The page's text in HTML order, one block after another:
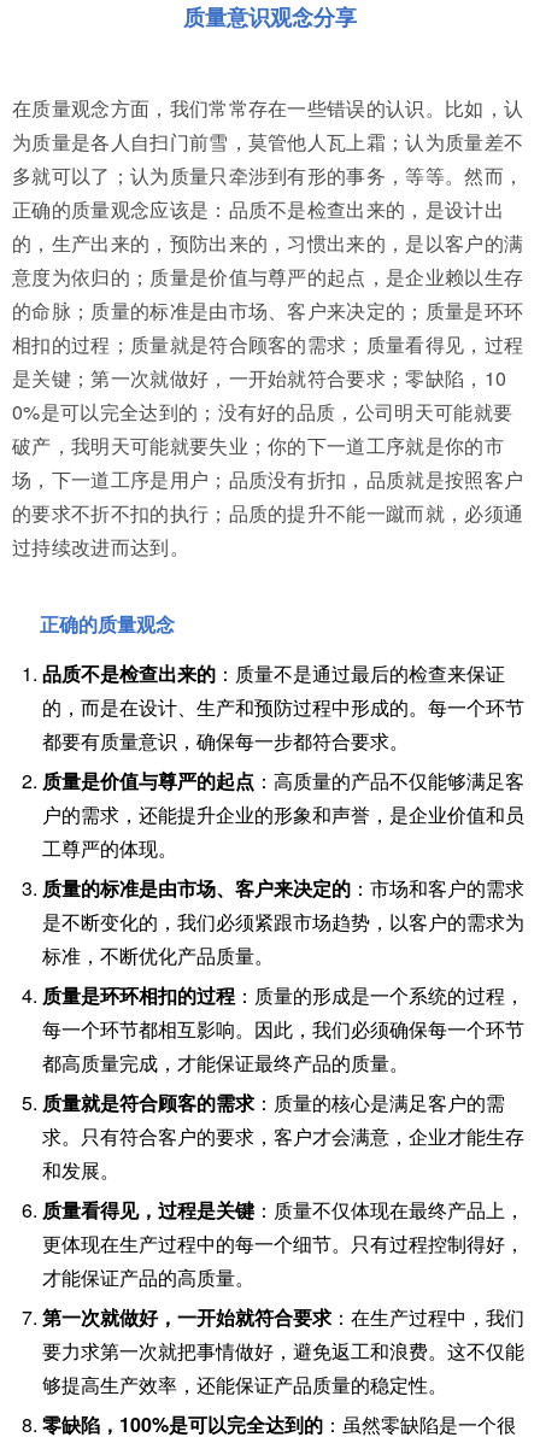
质量意识观念分享
在质量观念方面，我们常常存在一些错误的认识。比如，认
为质量是各人自扫门前雪，莫管他人瓦上霜；认为质量差不
多就可以了；认为质量只牵涉到有形的事务，等等。然而，
正确的质量观念应该是：品质不是检查出来的，是设计出
的，生产出来的，预防出来的，习惯出来的，是以客户的满
意度为依归的；质量是价值与尊严的起点，是企业赖以生存
的命脉；质量的标准是由市场、客户来决定的；质量是环环
相扣的过程；质量就是符合顾客的需求；质量看得见，过程
是关键；第一次就做好，一开始就符合要求；零缺陷，10
0%是可以完全达到的；没有好的品质，公司明天可能就要
破产，我明天可能就要失业；你的下一道工序就是你的市
场，下一道工序是用户；品质没有折扣，品质就是按照客户
的要求不折不扣的执行；品质的提升不能一蹴而就，必须通
过持续改进而达到。
正确的质量观念
品质不是检查出来的 ：质量不是通过最后的检查来保证
的，而是在设计、生产和预防过程中形成的。每一个环节
都要有质量意识，确保每一步都符合要求。
质量是价值与尊严的起点 ：高质量的产品不仅能够满足客
户的需求，还能提升企业的形象和声誉，是企业价值和员
工尊严的体现。
质量的标准是由市场、客户来决定的 ：市场和客户的需求
是不断变化的，我们必须紧跟市场趋势，以客户的需求为
标准，不断优化产品质量。
质量是环环相扣的过程 ：质量的形成是一个系统的过程，
每一个环节都相互影响。因此，我们必须确保每一个环节
都高质量完成，才能保证最终产品的质量。
质量就是符合顾客的需求：质量的核心是满足客户的需
求。只有符合客户的要求，客户才会满意，企业才能生存
和发展。
质量看得见，过程是关键 ：质量不仅体现在最终产品上，
更体现在生产过程中的每一个细节。只有过程控制得好，
才能保证产品的高质量。
第一次就做好，一开始就符合要求：在生产过程中，我们
要力求第一次就把事情做好，避免返工和浪费。这不仅能
够提高生产效率，还能保证产品质量的稳定性。
零缺陷，100%是可以完全达到的 ：虽然零缺陷是一个很